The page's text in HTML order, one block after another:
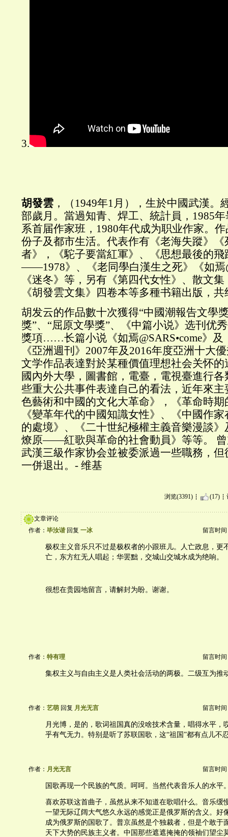
3.
胡發雲 ，（1949年1月），生於中國武漢。
部歲月。當過知青、焊工、統計員，1985
系首届作家班，1980年代成为职业作家。
份子及都市生活。代表作有《老海失蹤》
者》，《駝子要當紅軍》、《思想最後的飛
——1978》、《老同學白漢生之死》《如焉
《迷冬》等，另有《第四代女性》、散文
《胡發雲文集》四卷本等多種书籍出版，
胡发云的作品數十次獲得“中國潮報告文學
獎”、“屈原文學獎”、《中篇小说》选刊优
獎項……长篇小说《如焉@SARS•come》及
《亞洲週刊》2007年及2016年度亞洲十大
文学作品表達對於某種價值理想社会关怀
國內外大學，圖書館，電臺，電視臺進行
些重大公共事件表達自己的看法，近年來
色藝術和中國的文化大革命》，《革命時
《變革年代的中國知識女性》、《中國作
的處境》、《二十世紀極權主義音樂漫談
燎原——紅歌與革命的社會動員》等等。
武漢三級作家协会並被委派過一些職務，但
一併退出。- 维基
浏览(3391) (17)
文章评论
作者： 毕汝谐回复 一冰 留言时间
极权主义音乐只不过是极权者的小跟班儿。人亡政息，更
亡，东方红无人唱起；华罢黜，交城山交城水成为绝响。
很想在贵园地留言，请解封为盼。谢谢。
作者： 特有理 留言时间
集权主义与自由主义是人类社会活动的两极。二级互为推
作者： 艺萌 回复 月光无言 留言时间
月光博，是的，歌词祖国真的没啥技术含量，唱得水平，
乎有气无力。特别是听了苏联国歌，这“祖国”都有点儿不
作者： 月光无言 留言时间
国歌再现一个民族的气质。呵呵。当然代表音乐人的水平
喜欢苏联这首曲子，虽然从来不知道在歌唱什么。音乐缓
一望无际辽阔大气悠久永远的感觉正是俄罗斯的含义。好
成为俄罗斯的国歌了。普京虽然是个独裁者，但是个敢于
天下大势的民族主义者。中国那些遮遮掩掩的领袖们望尘